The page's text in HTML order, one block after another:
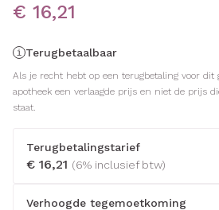
€ 16,21
Terugbetaalbaar
Als je recht hebt op een terugbetaling voor dit
apotheek een verlaagde prijs en niet de prijs
staat.
Terugbetalingstarief
€ 16,21 (6% inclusief btw)
Verhoogde tegemoetkoming